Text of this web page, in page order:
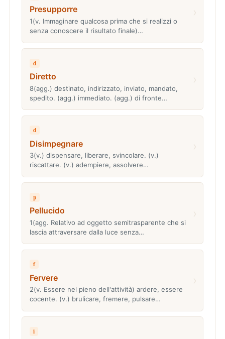
Presupporre
1(v. Immaginare qualcosa prima che si realizzi o
senza conoscere il risultato finale)…
d
Diretto
8(agg.) destinato, indirizzato, inviato, mandato,
spedito. (agg.) immediato. (agg.) di fronte…
d
Disimpegnare
3(v.) dispensare, liberare, svincolare. (v.)
riscattare. (v.) adempiere, assolvere…
p
Pellucido
1(agg. Relativo ad oggetto semitrasparente che si
lascia attraversare dalla luce senza…
f
Fervere
2(v. Essere nel pieno dell'attività) ardere, essere
cocente. (v.) brulicare, fremere, pulsare…
i